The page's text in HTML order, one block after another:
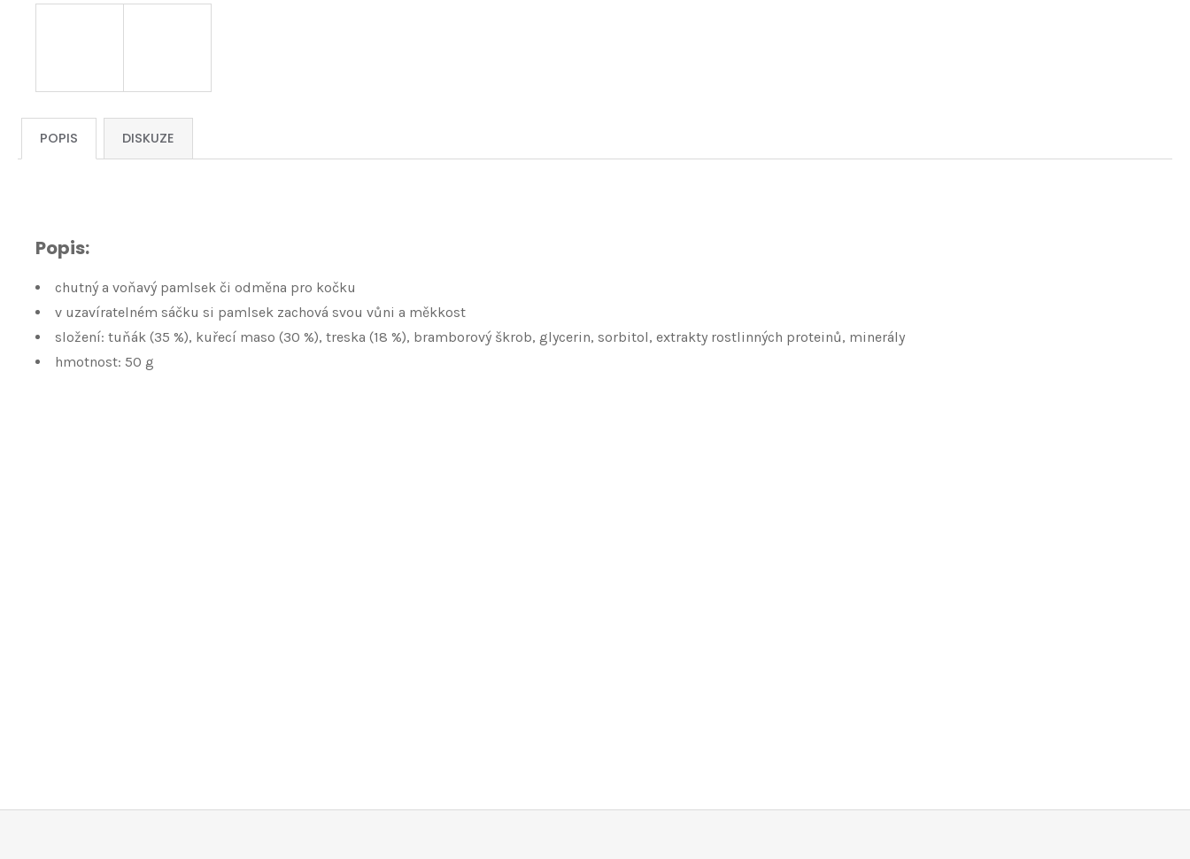
POPIS DISKUZE
Popis:
chutný a voňavý pamlsek či odměna pro kočku
v uzavíratelném sáčku si pamlsek zachová svou vůni a měkkost
​složení: tuňák (35 %), kuřecí maso (30 %), treska (18 %), bramborový škrob, glycerin, sorbitol, extrakty rostlinných proteinů, minerály
hmotnost: 50 g